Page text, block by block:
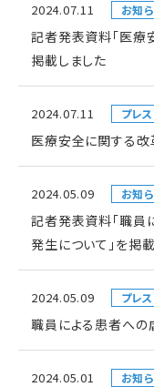
2024.07.11 お知
記者発表資料「医療
掲載しました
2024.07.11 プレ
医療安全に関する改
2024.05.09 お知
記者発表資料「職員
発生について」を掲
2024.05.09 プレ
職員による患者への
2024.05.01 お知